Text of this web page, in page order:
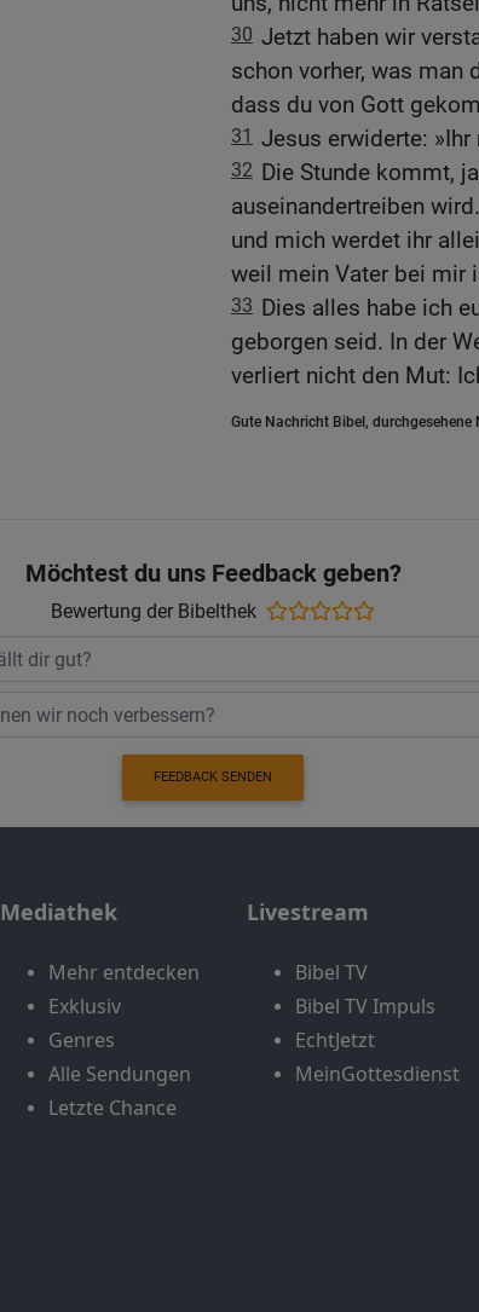
30 Jetzt haben wir
schon vorher, was man
dass du von Gott
31 Jesus erwiderte:
32 Die Stunde kommt,
auseinandertreiben
und mich werdet ihr
weil mein Vater bei mir
33 Dies alles habe ich
geborgen seid. In der
verliert nicht den Mut:
Gute Nachricht Bibel,
Möchtest du uns Feedback geben?
Bewertung der Bibelthek
FEEDBACK SENDEN
Mediathek
Mehr entdecken
Exklusiv
Genres
Alle Sendungen
Letzte Chance
Livestream
Bibel TV
Bibel TV Impuls
EchtJetzt
MeinGottesdienst